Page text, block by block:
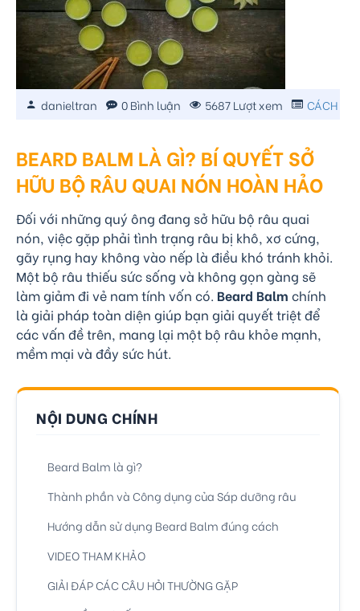
danieltran 0 Bình luận 5687 Lượt xem CÁCH
BEARD BALM LÀ GÌ? BÍ QUYẾT SỞ
HỮU BỘ RÂU QUAI NÓN HOÀN HẢO
Đối với những quý ông đang sở hữu bộ râu quai
nón, việc gặp phải tình trạng râu bị khô, xơ cứng,
gãy rụng hay không vào nếp là điều khó tránh khỏi.
Một bộ râu thiếu sức sống và không gọn gàng sẽ
làm giảm đi vẻ nam tính vốn có. Beard Balm chính
là giải pháp toàn diện giúp bạn giải quyết triệt để
các vấn đề trên, mang lại một bộ râu khỏe mạnh,
mềm mại và đầy sức hút.
NỘI DUNG CHÍNH
Beard Balm là gì?
Thành phần và Công dụng của Sáp dưỡng râu
Hướng dẫn sử dụng Beard Balm đúng cách
VIDEO THAM KHẢO
GIẢI ĐÁP CÁC CÂU HỎI THƯỜNG GẶP